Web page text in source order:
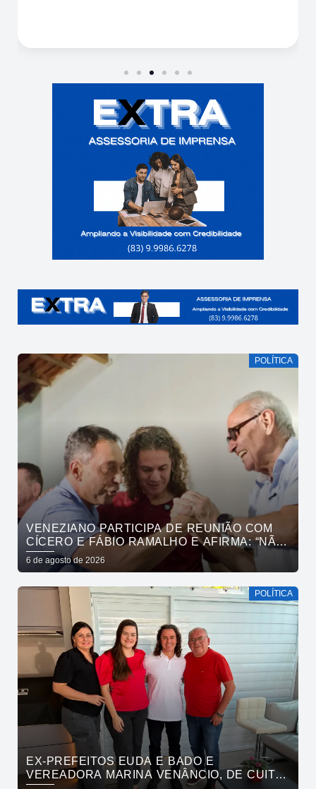
POLÍTICA
VENEZIANO PARTICIPA DE REUNIÃO COM
CÍCERO E FÁBIO RAMALHO E AFIRMA: “NÃO
ESTAMOS COMPRANDO CONSCIÊNCIAS,
MAS MOSTRANDO TRABALHO
6 de agosto de 2026
POLÍTICA
EX-PREFEITOS EUDA E BADO E
VEREADORA MARINA VENÂNCIO, DE CUITÉ,